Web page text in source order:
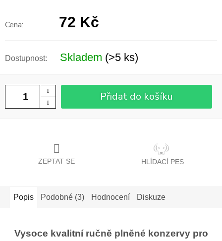
72 Kč
Skladem (>5 ks)
Přidat do košíku
ZEPTAT SE HLÍDACÍ PES
Popis Podobné (3) Hodnocení Diskuze
Vysoce kvalitní ručně plněné konzervy pro